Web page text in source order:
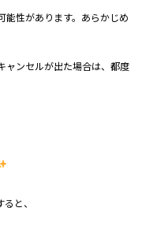
性があります。あらかじめ
ンセルが出た場合は、都度
と、